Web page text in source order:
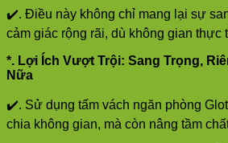
✔️. Điều này không chỉ mang lại sự
cảm giác rộng rãi, dù không gian thực
*. Lợi Ích Vượt Trội: Sang Trọng,
Nữa
✔️. Sử dụng tấm vách ngăn phòng
chia không gian, mà còn nâng tầm